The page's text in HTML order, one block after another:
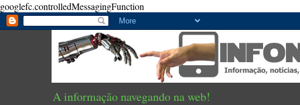
googlefc.controlledMessagingFunction
A informação navegando na web!